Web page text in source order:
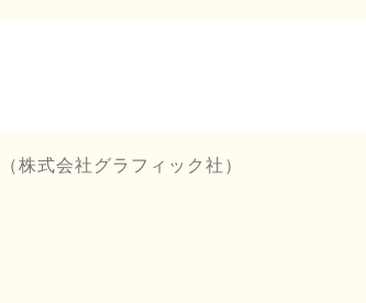
（株式会社グラフィック社）